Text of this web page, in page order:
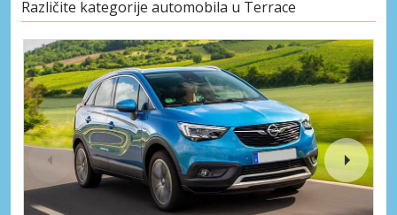
Različite kategorije automobila u Terrace